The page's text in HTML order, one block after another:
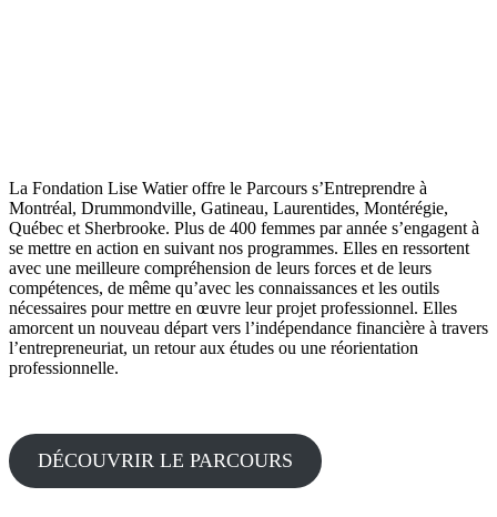
La Fondation Lise Watier offre le Parcours s’Entreprendre à
Montréal, Drummondville, Gatineau, Laurentides, Montérégie,
Québec et Sherbrooke. Plus de 400 femmes par année s’engagent à
se mettre en action en suivant nos programmes. Elles en ressortent
avec une meilleure compréhension de leurs forces et de leurs
compétences, de même qu’avec les connaissances et les outils
nécessaires pour mettre en œuvre leur projet professionnel. Elles
amorcent un nouveau départ vers l’indépendance financière à travers
l’entrepreneuriat, un retour aux études ou une réorientation
professionnelle.
DÉCOUVRIR LE PARCOURS